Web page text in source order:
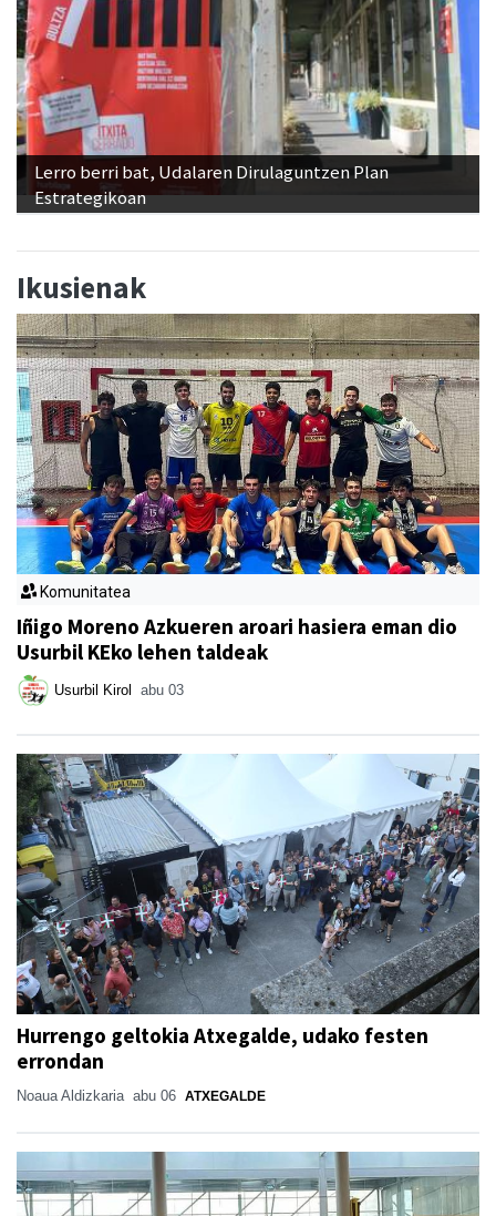
Lerro berri bat, Udalaren Dirulaguntzen Plan
Estrategikoan
Ikusienak
Komunitatea
Iñigo Moreno Azkueren aroari hasiera eman dio
Usurbil KEko lehen taldeak
Usurbil Kirol abu 03
Hurrengo geltokia Atxegalde, udako festen
errondan
Noaua Aldizkaria abu 06 ATXEGALDE